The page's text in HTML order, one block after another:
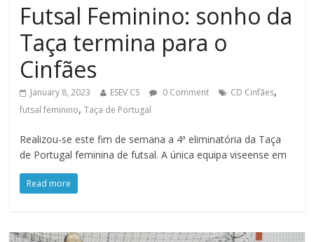
Futsal Feminino: sonho da
Taça termina para o
Cinfães
January 8, 2023 ESEV CS 0 Comment CD Cinfães,
futsal feminino,Taça de Portugal
Realizou-se este fim de semana a 4ª eliminatória da Taça
de Portugal feminina de futsal. A única equipa viseense em
Read more